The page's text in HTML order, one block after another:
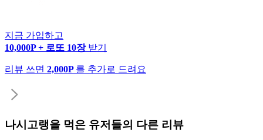
지금 가입하고
10,000P + 로또 10장 받기
리뷰 쓰면 2,000P 를 추가로 드려요
나시고랭을 먹은 유저들의 다른 리뷰